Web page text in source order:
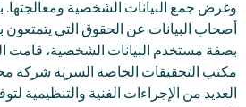
وغرض جمع البيانات الشخصية ومعالجتها.
أصحاب البيانات عن الحقوق التي يتمتعون
مكتب التحقيقات الخاصة السرية شركة
العديد من الإجراءات الفنية والتنظيمية